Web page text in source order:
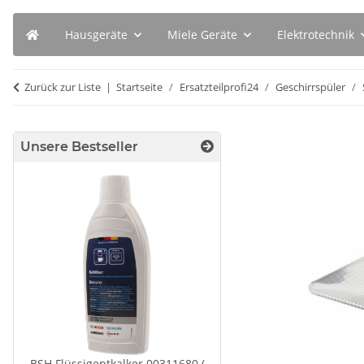
Hausgeräte Miele Geräte Elektrotechnik
Zurück zur Liste Startseite Ersatzteilprofi24 Geschirrspüler
Unsere Bestseller